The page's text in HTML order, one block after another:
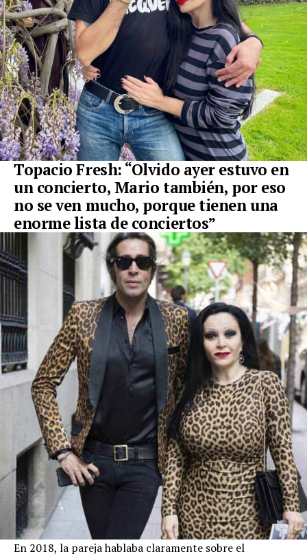
Topacio Fresh: “Olvido ayer estuvo en
un concierto, Mario también, por eso
no se ven mucho, porque tienen una
enorme lista de conciertos”
En 2018, la pareja hablaba claramente sobre el